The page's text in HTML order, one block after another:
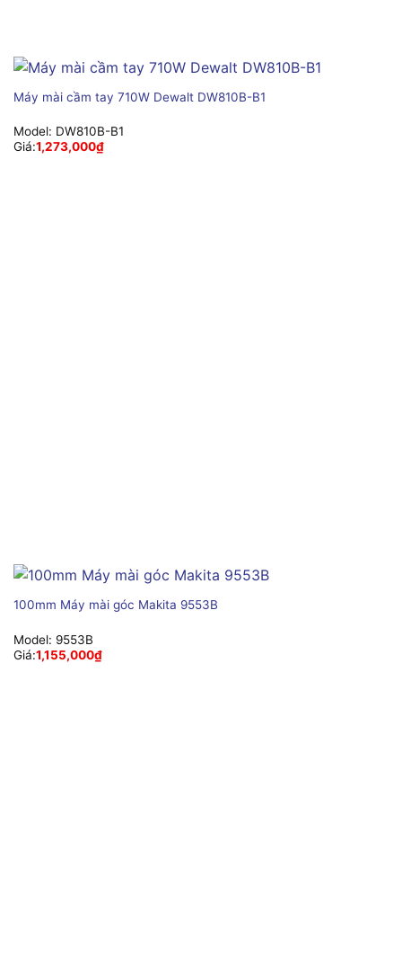
Máy mài cầm tay 710W Dewalt DW810B-B1
Model: DW810B-B1
Giá:1,273,000₫
100mm Máy mài góc Makita 9553B
Model: 9553B
Giá:1,155,000₫